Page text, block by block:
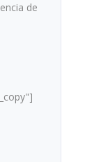
de